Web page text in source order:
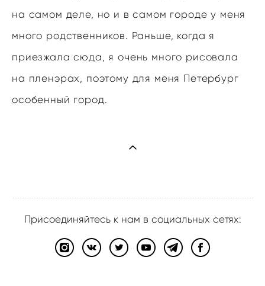
на самом деле, но и в самом городе у меня
много родственников. Раньше, когда я
приезжала сюда, я очень много рисовала
на пленэрах, поэтому для меня Петербург
особенный город.
Присоединяйтесь к нам в социальных сетях: